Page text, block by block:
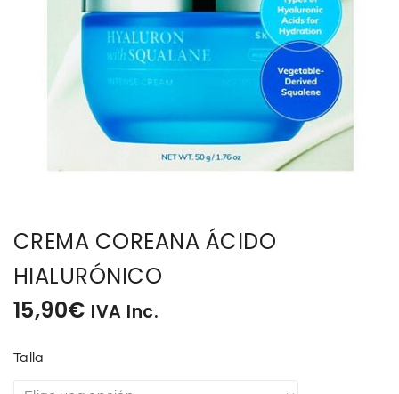
CALZADO
COMPLEMENTOS
TECNOLOGIA
TARJETAS REGALO
CREMA COREANA ÁCIDO
HIALURÓNICO
15,90€ IVA Inc.
Talla